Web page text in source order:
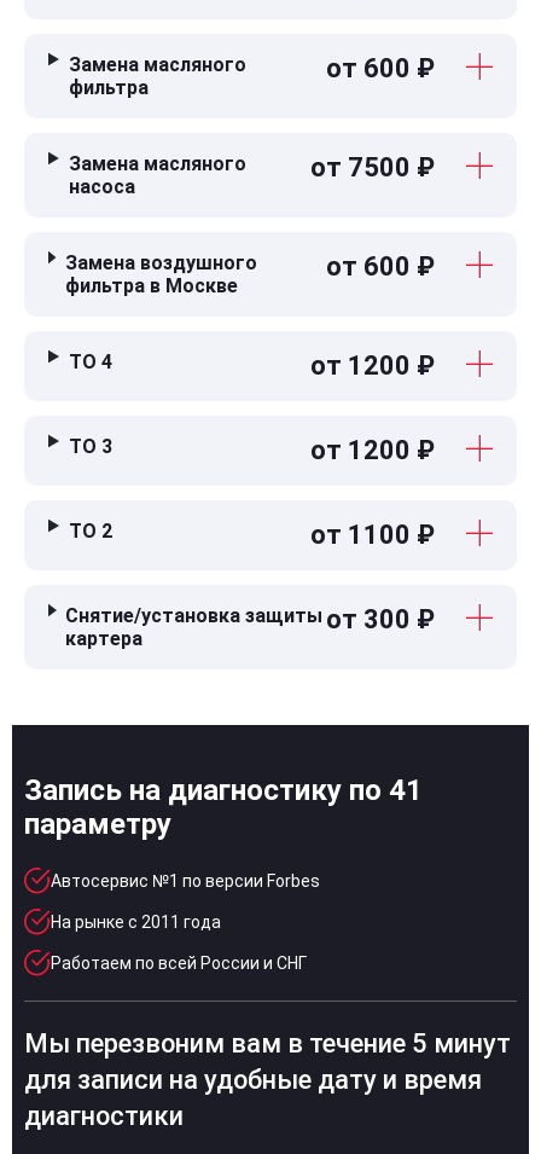
Замена масляного
фильтра
от 600 ₽
Замена масляного
насоса
от 7500 ₽
Замена воздушного
фильтра в Москве
от 600 ₽
ТО 4 от 1200 ₽
ТО 3 от 1200 ₽
ТО 2 от 1100 ₽
Снятие/установка защиты
картера
от 300 ₽
Запись на диагностику по 41
параметру
Автосервис №1 по версии Forbes
На рынке с 2011 года
Работаем по всей России и СНГ
Мы перезвоним вам в течение 5 минут
для записи на удобные дату и время
диагностики